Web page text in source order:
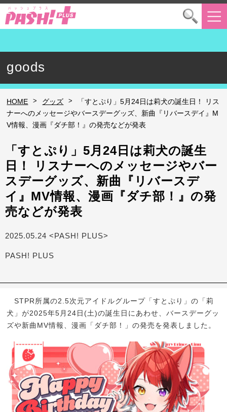
goods
HOME > グッズ >
「すとぷり」5月24日は莉犬の誕生日！ リス
ナーへのメッセージやバースデーグッズ、新曲『リバースデイ』M
V情報、漫画『ダチ部！』の発売などが発表
「すとぷり」5月24日は莉犬の誕生
日！ リスナーへのメッセージやバー
スデーグッズ、新曲『リバースデ
イ』MV情報、漫画『ダチ部！』の発
売などが発表
2025.05.24 <PASH! PLUS>
PASH! PLUS
STPR所属の2.5次元アイドルグループ「すとぷり」の「莉
犬」が2025年5月24日(土)の誕生日にあわせ、バースデーグッ
ズや新曲MV情報、漫画「ダチ部！」の発売を発表しました。